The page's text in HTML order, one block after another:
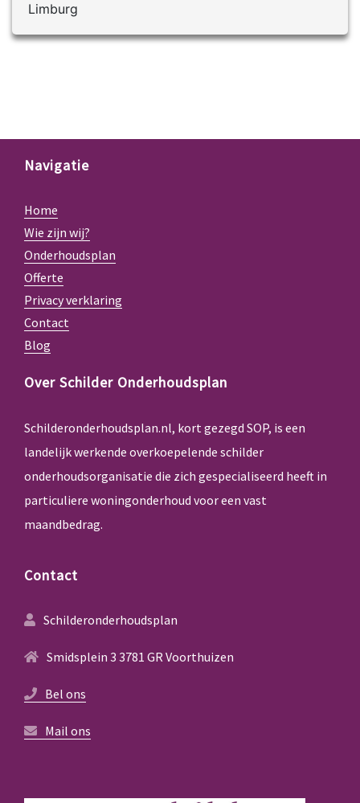
Limburg
Navigatie
Home
Wie zijn wij?
Onderhoudsplan
Offerte
Privacy verklaring
Contact
Blog
Over Schilder Onderhoudsplan
Schilderonderhoudsplan.nl, kort gezegd SOP, is een
landelijk werkende overkoepelende schilder
onderhoudsorganisatie die zich gespecialiseerd heeft in
particuliere woningonderhoud voor een vast
maandbedrag.
Contact
Schilderonderhoudsplan
Smidsplein 3 3781 GR Voorthuizen
Bel ons
Mail ons